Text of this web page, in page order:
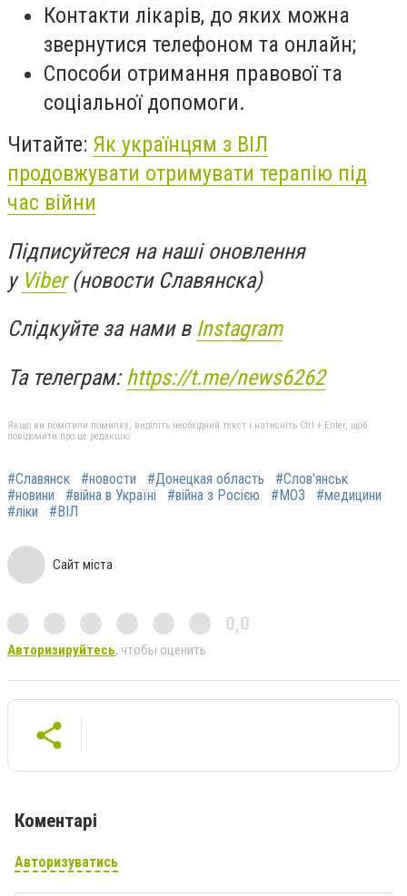
Контакти лікарів, до яких можна
звернутися телефоном та онлайн;
Способи отримання правової та
соціальної допомоги.
Читайте: Як українцям з ВІЛ
продовжувати отримувати терапію під
час війни
Підписуйтеся на наші оновлення
у Viber(новости Славянска)
Слідкуйте за нами в Instagram
Та телеграм:https://t.me/news6262
Якщо ви помітили помилку, виділіть необхідний текст і натисніть Ctrl + Enter, щоб
повідомити про це редакцію
#Славянск #новости #Донецкая область
#Слов'янськ
#новини
#війна в Україні #війна з Росією #МОЗ
#медицини
#ліки
#ВІЛ
Сайт міста
0,0
Авторизируйтесь, чтобы оценить
Коментарі
Авторизуватись